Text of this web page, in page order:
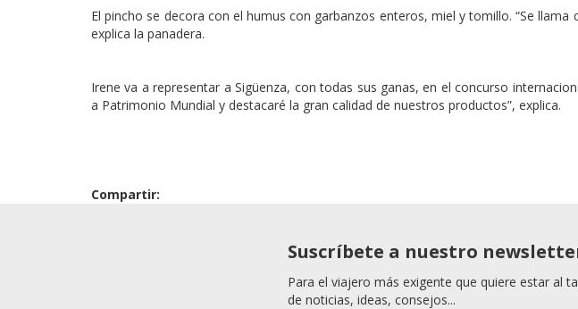
El pincho se decora con el humus con garbanzos enteros, miel y tomillo. “Se
explica la panadera.
Irene va a representar a Sigüenza, con todas sus ganas, en el concurso
a Patrimonio Mundial y destacaré la gran calidad de nuestros productos”, explica.
Compartir:
Suscríbete a nuestro
Para el viajero más exigente que quiere estar al
de noticias, ideas, consejos...